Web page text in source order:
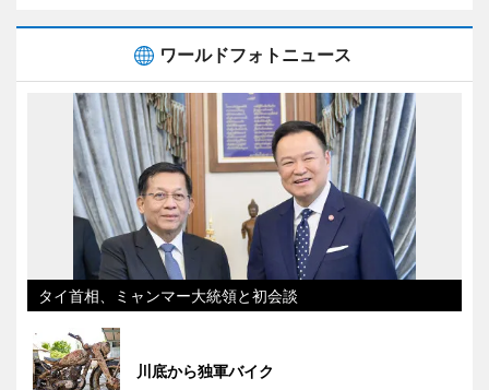
ワールドフォトニュース
タイ首相、ミャンマー大統領と初会談
川底から独軍バイク